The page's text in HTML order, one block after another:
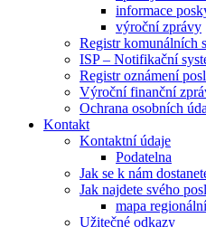
informace
výroční zprávy
Registr komunálních
ISP – Notifikační
Registr oznámení
Výroční finanční
Ochrana osobních
Kontakt
Kontaktní údaje
Podatelna
Jak se k nám
Jak najdete svého
mapa
Užitečné odkazy